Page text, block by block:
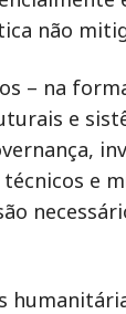
não
– na
e
e